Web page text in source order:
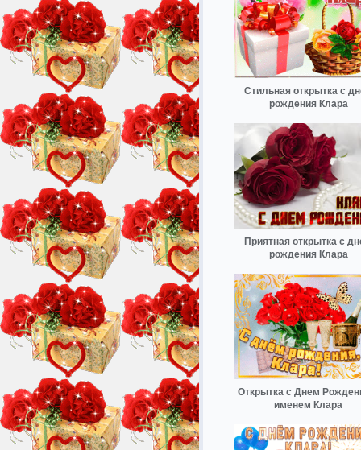
Стильная открытка с
рождения Клара
Приятная открытка с
рождения Клара
Открытка с Днем
именем Клара